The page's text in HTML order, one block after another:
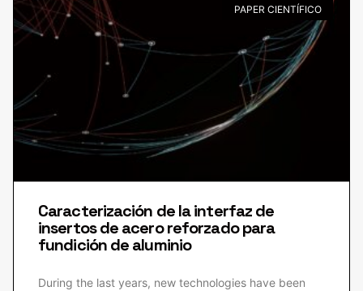
PAPER CIENTÍFICO
Caracterización de la interfaz de
insertos de acero reforzado para
fundición de aluminio
During the last years, new technologies have been